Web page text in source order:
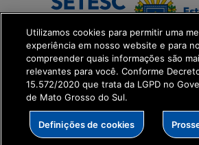
SETDIG | Secretaria-Executiva
Digital
Utilizamos cookies para permitir uma
experiência em nosso website e para
compreender quais informações são
relevantes para você. Conforme
15.572/2020 que trata da LGPD no
de Mato Grosso do Sul.
Definições de cookies